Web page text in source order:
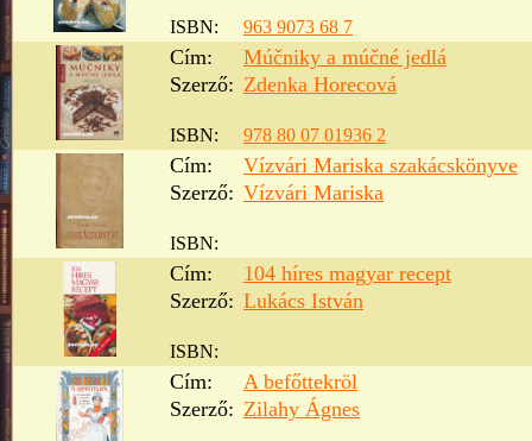
ISBN: 963 9073 68 7
Cím:
Múčniky a múčné jedlá
Szerző: Zdenka Horecová
ISBN: 978 80 07 01936 2
Cím:
Vízvári Mariska szakácskönyve
Szerző: Vízvári Mariska
ISBN:
Cím:
104 híres magyar recept
Szerző: Lukács István
ISBN:
Cím:
A befőttekröl
Szerző: Zilahy Ágnes